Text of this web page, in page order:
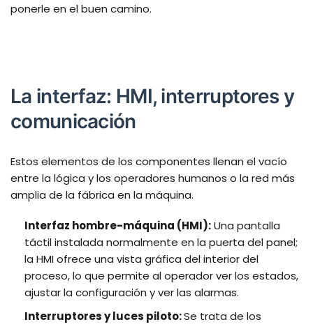
ponerle en el buen camino.
La interfaz: HMI, interruptores y
comunicación
Estos elementos de los componentes llenan el vacío
entre la lógica y los operadores humanos o la red más
amplia de la fábrica en la máquina.
Interfaz hombre-máquina (HMI):Una pantalla
táctil instalada normalmente en la puerta del panel;
la HMI ofrece una vista gráfica del interior del
proceso, lo que permite al operador ver los estados,
ajustar la configuración y ver las alarmas.
Interruptores y luces piloto:Se trata de los